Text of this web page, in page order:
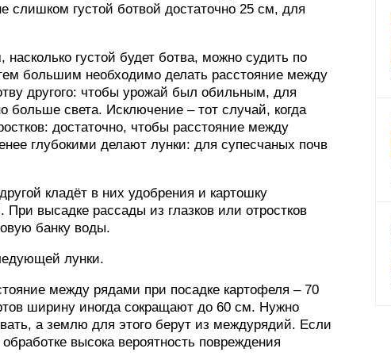
слишком густой ботвой достаточно 25 см, для
густой будет ботва, можно судить по
большим необходимо делать расстояние между
другого: чтобы урожай был обильным, для
больше света. Исключение – тот случай, когда
достаточно, чтобы расстояние между
глубокими делают лунки: для супесчаных почв
кладёт в них удобрения и картошку
высадке рассады из глазков или отростков
банку воды.
лунки.
между рядами при посадке картофеля – 70
ширину иногда сокращают до 60 см. Нужно
а землю для этого берут из междурядий. Если
высока вероятность повреждения